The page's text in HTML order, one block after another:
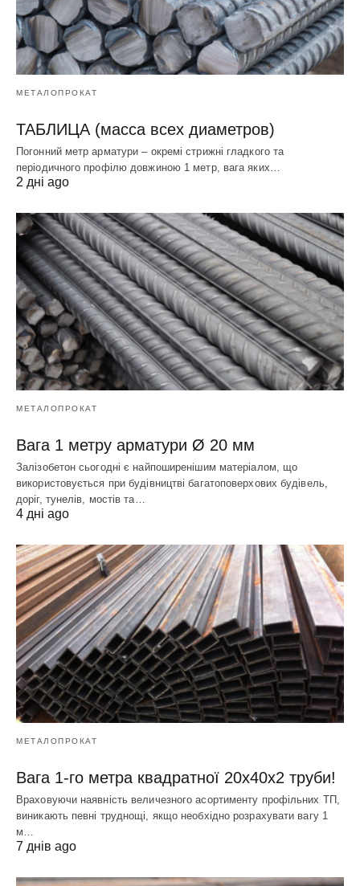
МЕТАЛОПРОКАТ
ТАБЛИЦА (масса всех диаметров)
Погонний метр арматури – окремі стрижні гладкого та
періодичного профілю довжиною 1 метр, вага яких…
2 дні ago
МЕТАЛОПРОКАТ
Вага 1 метру арматури Ø 20 мм
Залізобетон сьогодні є найпоширенішим матеріалом, що
використовується при будівництві багатоповерхових будівель,
доріг, тунелів, мостів та…
4 дні ago
МЕТАЛОПРОКАТ
Вага 1-го метра квадратної 20х40х2 труби!
Враховуючи наявність величезного асортименту профільних ТП,
виникають певні труднощі, якщо необхідно розрахувати вагу 1
м…
7 днів ago